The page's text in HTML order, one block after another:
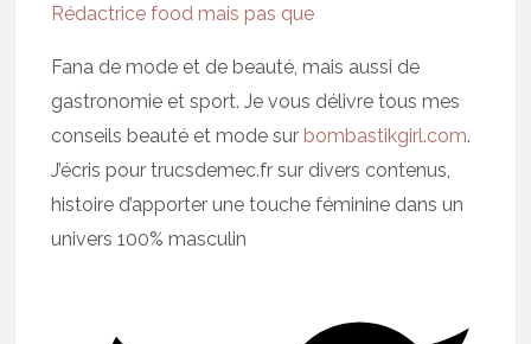
Rédactrice food mais pas que
Fana de mode et de beauté, mais aussi de
gastronomie et sport. Je vous délivre tous mes
conseils beauté et mode sur bombastikgirl.com.
J’écris pour trucsdemec.fr sur divers contenus,
histoire d’apporter une touche féminine dans un
univers 100% masculin